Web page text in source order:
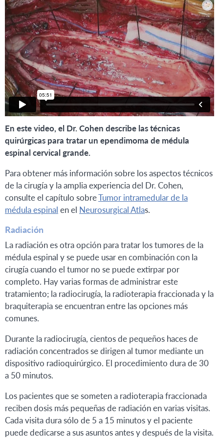
En este video, el Dr. Cohen describe las técnicas
quirúrgicas para tratar un ependimoma de médula
espinal cervical grande.
Para obtener más información sobre los aspectos técnicos
de la cirugía y la amplia experiencia del Dr. Cohen,
consulte el capítulo sobreTumor intramedular de la
médula espinal en el Neurosurgical Atlas.
Radiación
La radiación es otra opción para tratar los tumores de la
médula espinal y se puede usar en combinación con la
cirugía cuando el tumor no se puede extirpar por
completo. Hay varias formas de administrar este
tratamiento; la radiocirugía, la radioterapia fraccionada y la
braquiterapia se encuentran entre las opciones más
comunes.
Durante la radiocirugía, cientos de pequeños haces de
radiación concentrados se dirigen al tumor mediante un
dispositivo radioquirúrgico. El procedimiento dura de 30
a 50 minutos.
Los pacientes que se someten a radioterapia fraccionada
reciben dosis más pequeñas de radiación en varias visitas.
Cada visita dura sólo de 5 a 15 minutos y el paciente
puede dedicarse a sus asuntos antes y después de la visita.